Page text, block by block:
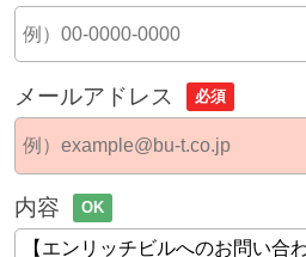
メールアドレス 必須
内容 OK